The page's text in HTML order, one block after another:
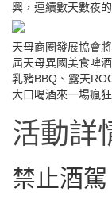
興，連續數天數夜
天母商圈發展協會
屆天母異國美食啤
乳豬BBQ、露天
大口喝酒來一場瘋
活動詳
禁止酒駕